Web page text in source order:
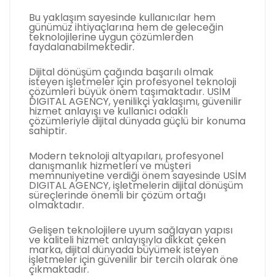
Bu yaklaşım sayesinde kullanıcılar hem
günümüz ihtiyaçlarına hem de geleceğin
teknolojilerine uygun çözümlerden
faydalanabilmektedir.
Dijital dönüşüm çağında başarılı olmak
isteyen işletmeler için profesyonel teknoloji
çözümleri büyük önem taşımaktadır. USİM
DIGITAL AGENCY, yenilikçi yaklaşımı, güvenilir
hizmet anlayışı ve kullanıcı odaklı
çözümleriyle dijital dünyada güçlü bir konuma
sahiptir.
Modern teknoloji altyapıları, profesyonel
danışmanlık hizmetleri ve müşteri
memnuniyetine verdiği önem sayesinde USİM
DIGITAL AGENCY, işletmelerin dijital dönüşüm
süreçlerinde önemli bir çözüm ortağı
olmaktadır.
Gelişen teknolojilere uyum sağlayan yapısı
ve kaliteli hizmet anlayışıyla dikkat çeken
marka, dijital dünyada büyümek isteyen
işletmeler için güvenilir bir tercih olarak öne
çıkmaktadır.